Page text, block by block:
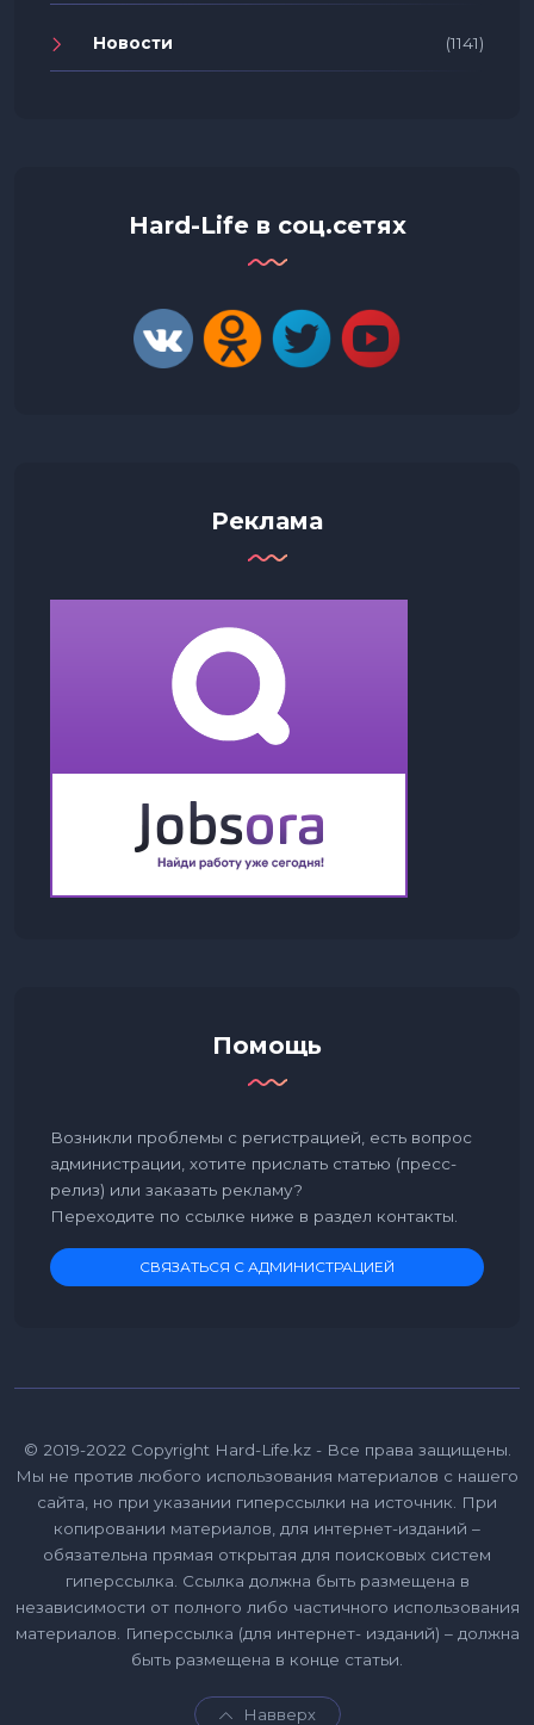
Новости (1141)
Hard-Life в соц.сетях
Реклама
Помощь
Возникли проблемы с регистрацией, есть вопрос
администрации, хотите прислать статью (пресс-
релиз) или заказать рекламу?
Переходите по ссылке ниже в раздел контакты.
СВЯЗАТЬСЯ С АДМИНИСТРАЦИЕЙ
© 2019-2022 Copyright Hard-Life.kz - Все права защищены.
Мы не против любого использования материалов с нашего
сайта, но при указании гиперссылки на источник. При
копировании материалов, для интернет-изданий –
обязательна прямая открытая для поисковых систем
гиперссылка. Ссылка должна быть размещена в
независимости от полного либо частичного использования
материалов. Гиперссылка (для интернет- изданий) – должна
быть размещена в конце статьи.
Навверх